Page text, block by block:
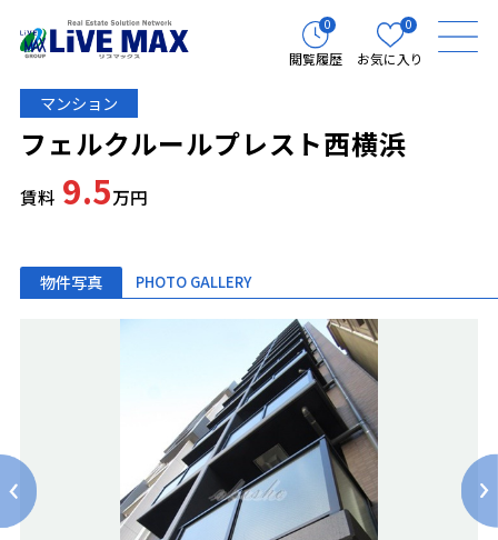
0
閲覧履歴
0
お気に入り
マンション
フェルクルールプレスト西横浜
賃料 9.5万円
物件写真 PHOTO GALLERY